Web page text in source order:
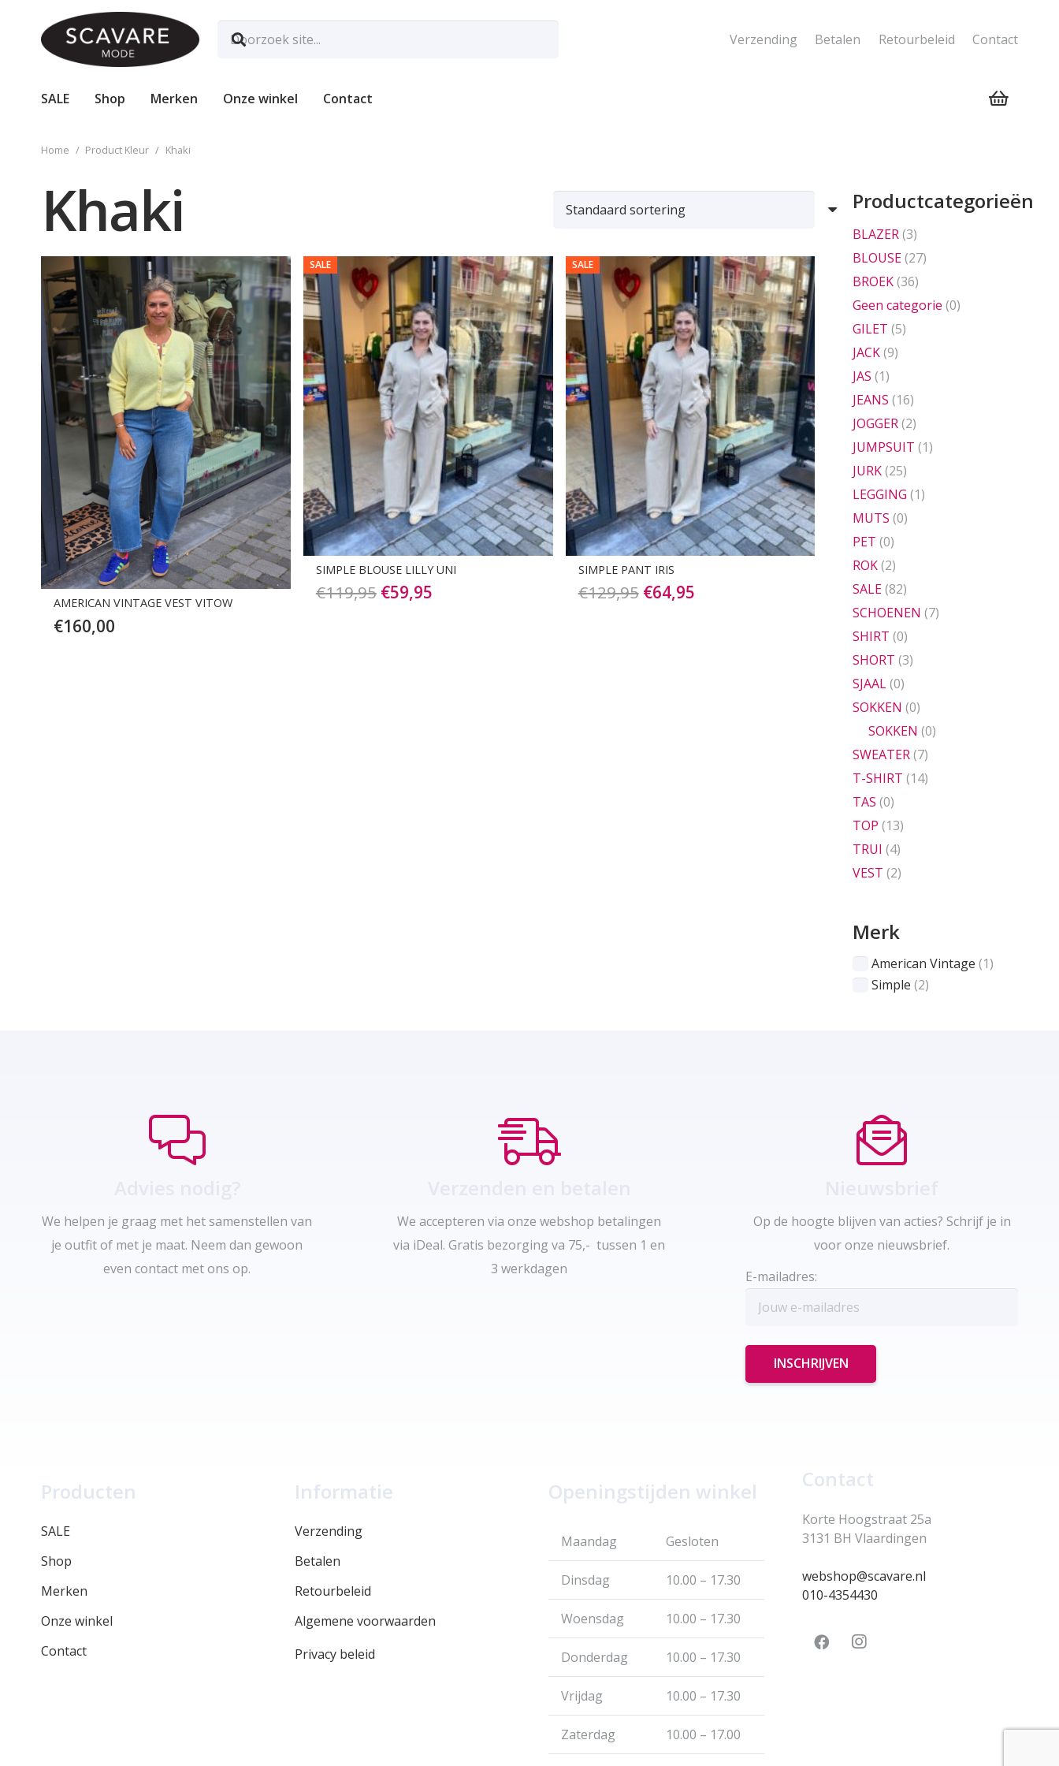
Verzending Betalen Retourbeleid Contact
SALE Shop Merken Onze winkel Contact
Home / Product Kleur / Khaki
Khaki
AMERICAN VINTAGE VEST VITOW
€160,00
SALE
SIMPLE BLOUSE LILLY UNI
€119,95 Oorspronkelijke
€59,95Huidige
SALE
SIMPLE PANT IRIS
€129,95 Oorspronkelijke
€64,95Huidige
Productcategorieën
BLAZER(3)
BLOUSE(27)
BROEK(36)
Geen categorie (0)
GILET (5)
JACK(9)
JAS (1)
JEANS (16)
JOGGER(2)
JUMPSUIT (1)
JURK(25)
LEGGING (1)
MUTS (0)
PET (0)
ROK(2)
SALE(82)
SCHOENEN (7)
SHIRT (0)
SHORT (3)
SJAAL(0)
SOKKEN (0)
SOKKEN (0)
SWEATER(7)
T-SHIRT (14)
TAS (0)
TOP (13)
TRUI (4)
VEST (2)
Merk
American Vintage (1)
Simple (2)
We helpen je graag met het samenstellen van
je outfit of met je maat. Neem dan gewoon
even contact met ons op.
We accepteren via onze webshop betalingen
via iDeal. Gratis bezorging va 75,- tussen 1 en
3 werkdagen
Op de hoogte blijven van acties? Schrijf je in
voor onze nieuwsbrief.
E-mailadres:
Producten
SALE
Shop
Merken
Onze winkel
Contact
Informatie
Verzending
Betalen
Retourbeleid
Algemene voorwaarden
Privacy beleid
Openingstijden winkel
Maandag Gesloten
Dinsdag 10.00 – 17.30
Woensdag 10.00 – 17.30
Donderdag 10.00 – 17.30
Vrijdag 10.00 – 17.30
Zaterdag 10.00 – 17.00
Contact
Korte Hoogstraat 25a
3131 BH Vlaardingen
webshop@scavare.nl
010-4354430